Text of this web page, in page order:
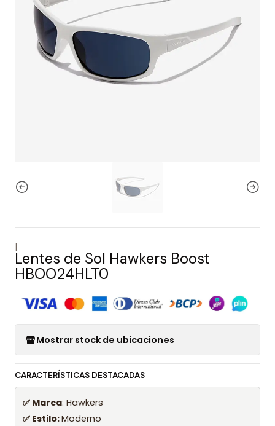
|
Lentes de Sol Hawkers Boost
HBOO24HLT0
Mostrar stock de ubicaciones
CARACTERÍSTICAS DESTACADAS
✅ Marca: Hawkers
✅ Estilo:Moderno